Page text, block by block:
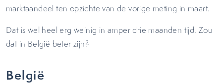
marktaandeel ten opzichte van de vorige meting in maart.
Dat is wel heel erg weinig in amper drie maanden tijd. Zou
dat in België beter zijn?
België